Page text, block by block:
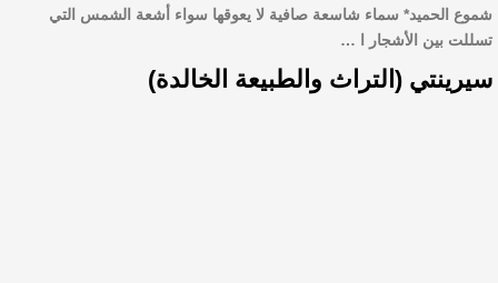
القيمة الأدبية بين استحقاق النص وسلطة الجائزة
​ اللون الأحمر وشاح سردية الأدب وسر رمزية
شموع الحميد* سماء شاسعة صافية لا يعوقها سواء أشعة الشمس التي
تسللت بين الأشجار ا …
سيرينتي (التراث والطبيعة الخالدة)